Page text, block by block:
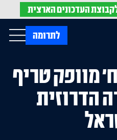
העדכונים הארצית
לתרומה Menu
מוופק טריף
הדרוזית